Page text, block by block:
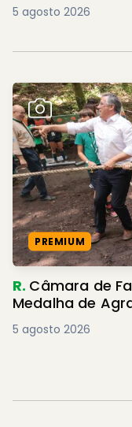
5 agosto 2026
PREMIUM
R. Câmara de
Medalha de
5 agosto 2026